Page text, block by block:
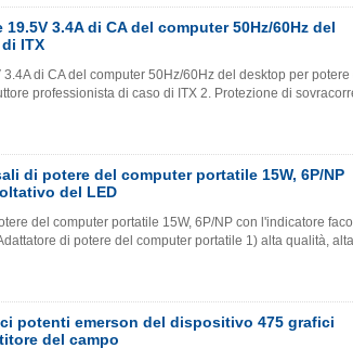
3.4A di CA del computer 50Hz/60Hz del
ITX
di CA del computer 50Hz/60Hz del desktop per potere
professionista di caso di ITX 2. Protezione di
di potere del computer portatile 15W, 6P/NP
del LED
del computer portatile 15W, 6P/NP con l'indicatore
di potere del computer portatile 1) alta qualità,
potenti emerson del dispositivo 475 grafici
del campo